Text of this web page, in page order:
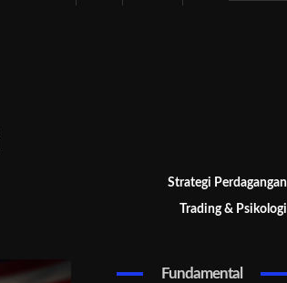
Strategi Perdagangan
Trading & Psikologi
Fundamental